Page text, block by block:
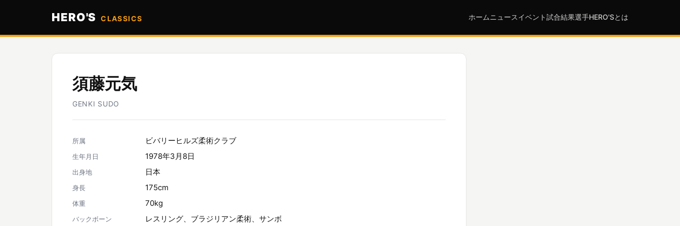
HERO'S CLASSICS ホーム ニュースイベント試合結果選手HERO'Sとは
須藤元気
GENKI SUDO
所属 ビバリーヒルズ柔術クラブ
生年月日 1978年3月8日
出身地 日本
身長 175cm
体重 70kg
バックボーン レスリング、ブラジリアン柔術、サンボ